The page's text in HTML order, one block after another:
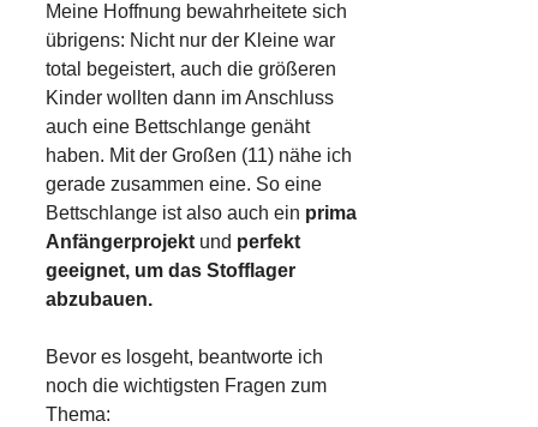
Meine Hoffnung bewahrheitete sich
übrigens: Nicht nur der Kleine war
total begeistert, auch die größeren
Kinder wollten dann im Anschluss
auch eine Bettschlange genäht
haben. Mit der Großen (11) nähe ich
gerade zusammen eine. So eine
Bettschlange ist also auch ein prima
Anfängerprojekt und perfekt
geeignet, um das Stofflager
abzubauen.
Bevor es losgeht, beantworte ich
noch die wichtigsten Fragen zum
Thema: